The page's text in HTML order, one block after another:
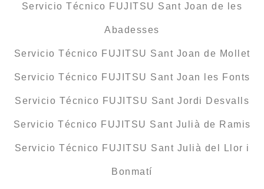
Servicio Técnico FUJITSU Sant Joan de les
Abadesses
Servicio Técnico FUJITSU Sant Joan de Mollet
Servicio Técnico FUJITSU Sant Joan les Fonts
Servicio Técnico FUJITSU Sant Jordi Desvalls
Servicio Técnico FUJITSU Sant Julià de Ramis
Servicio Técnico FUJITSU Sant Julià del Llor i
Bonmatí